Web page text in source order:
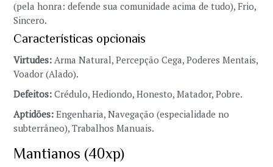
(pela honra: defende sua comunidade acima de tudo), Frio,
Sincero.
Características opcionais
Virtudes: Arma Natural, Percepção Cega, Poderes Mentais,
Voador (Alado).
Defeitos: Crédulo, Hediondo, Honesto, Matador, Pobre.
Aptidões: Engenharia, Navegação (especialidade no
subterrâneo), Trabalhos Manuais.
Mantianos (40xp)